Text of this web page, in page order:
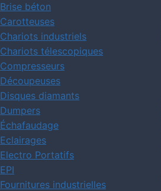
Brise béton
Carotteuses
Chariots industriels
Chariots télescopiques
Compresseurs
Découpeuses
Disques diamants
Dumpers
Échafaudage
Eclairages
Electro Portatifs
EPI
Fournitures industrielles